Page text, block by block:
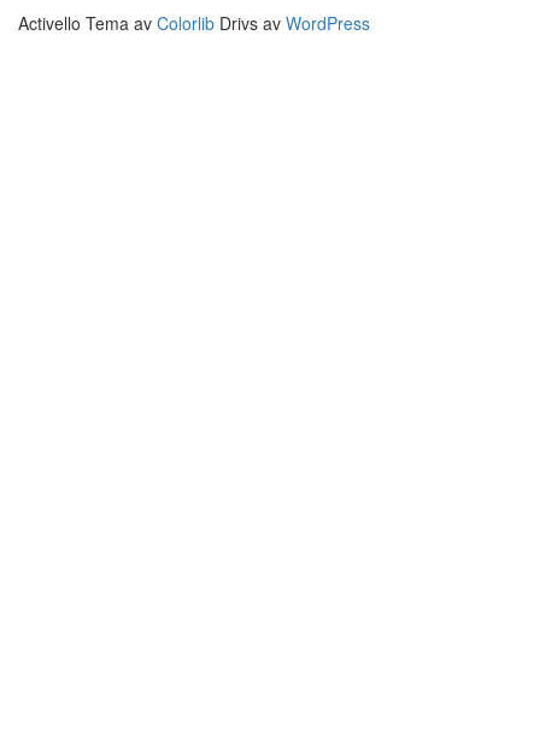
Activello Tema av Colorlib Drivs av WordPress